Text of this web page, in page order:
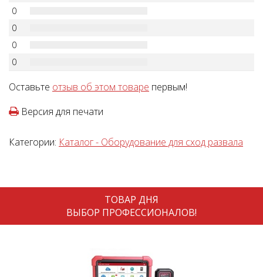
0
0
0
0
Оставьте отзыв об этом товаре первым!
Версия для печати
Категории: Каталог - Оборудование для сход развала
ТОВАР ДНЯ
ВЫБОР ПРОФЕССИОНАЛОВ!